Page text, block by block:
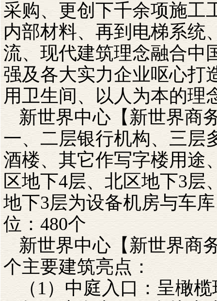
采购、更创下千余项施工
内部材料、再到电梯系统
流、现代建筑理念融合中
强及各大实力企业呕心打
用卫生间、以人为本的理
新世界中心【新世界商
一、二层银行机构、三层
酒楼、其它作写字楼用途
区地下4层、北区地下3层
地下3层为设备机房与车
位：480个
新世界中心【新世界商
个主要建筑亮点：
（1）中庭入口：呈橄